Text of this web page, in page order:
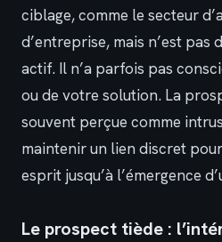
ciblage, comme le secteur
d’entreprise, mais n’est pas
actif. Il n’a parfois pas
ou de votre solution. La
souvent perçue comme
maintenir un lien discret
esprit jusqu’à l’émergence
Le prospect tiède :